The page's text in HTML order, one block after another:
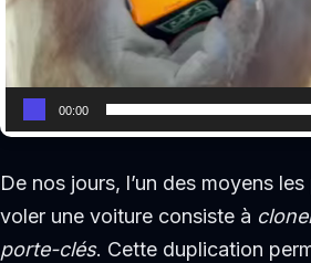
00:00
De nos jours, l’un des moyens
voler une voiture consiste à
porte-clés. Cette duplication